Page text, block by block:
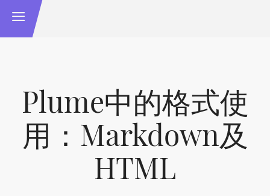
Plume中的格式使
用：Markdown及
HTML